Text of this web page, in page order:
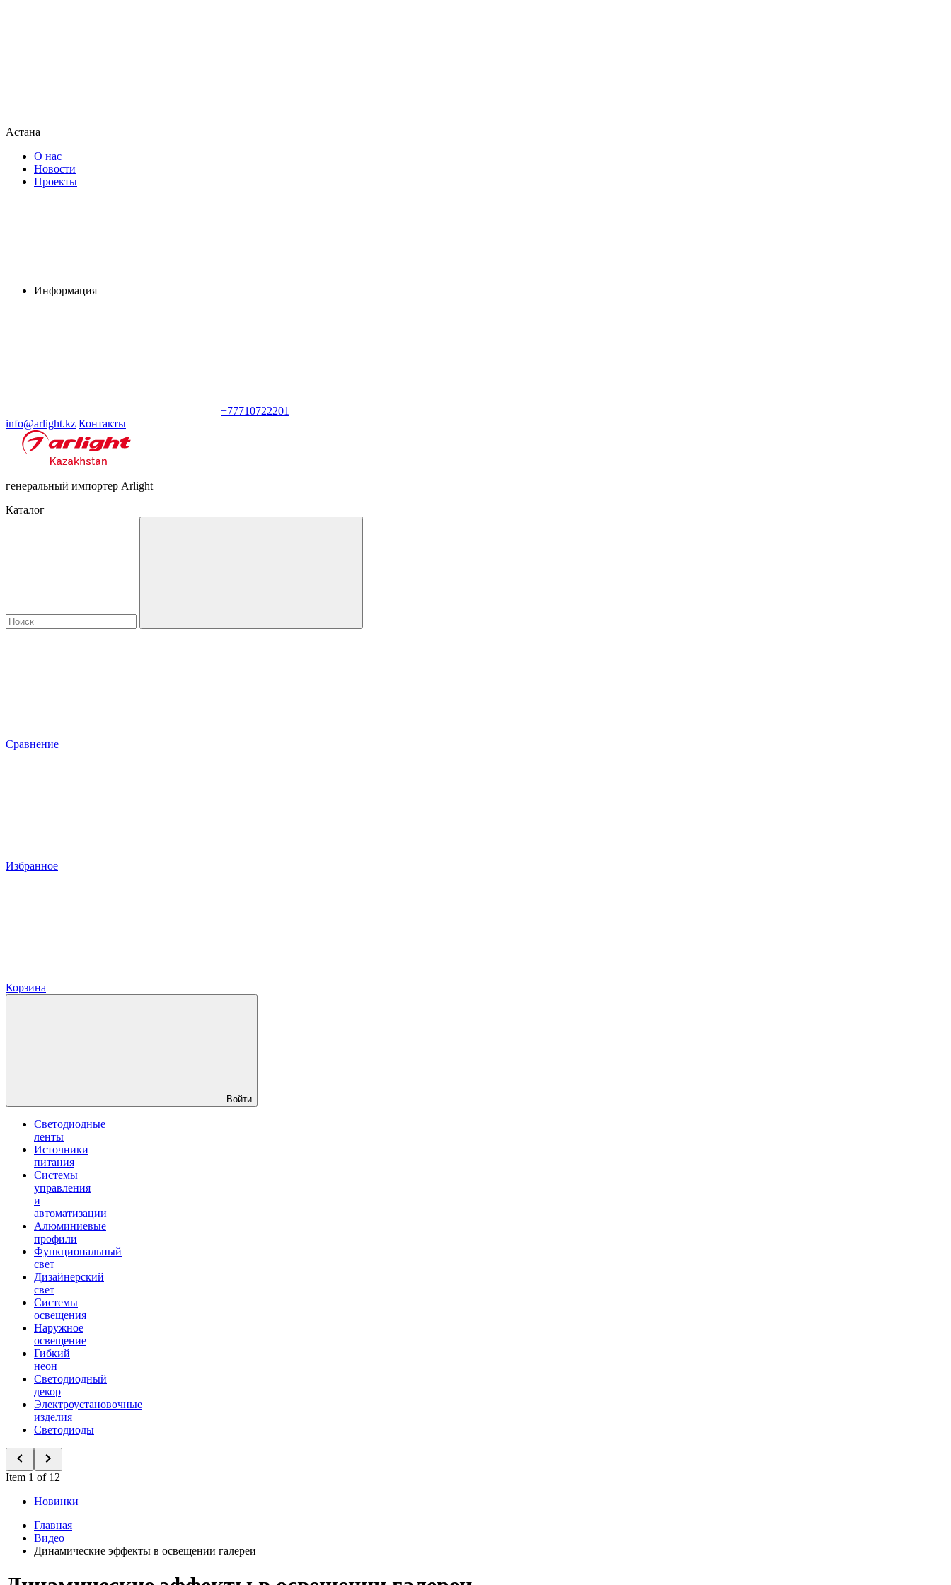
Астана
О нас
Новости
Проекты
Информация
+77710722201
info@arlight.kz Контакты
генеральный импортер Arlight
Каталог
Сравнение
Избранное
Корзина
Войти
Светодиодные
ленты
Источники
питания
Системы
управления
и
автоматизации
Алюминиевые
профили
Функциональный
свет
Дизайнерский
свет
Системы
освещения
Наружное
освещение
Гибкий
неон
Светодиодный
декор
Электроустановочные
изделия
Светодиоды
Item 1 of 12
Новинки
Главная
Видео
Динамические эффекты в освещении галереи